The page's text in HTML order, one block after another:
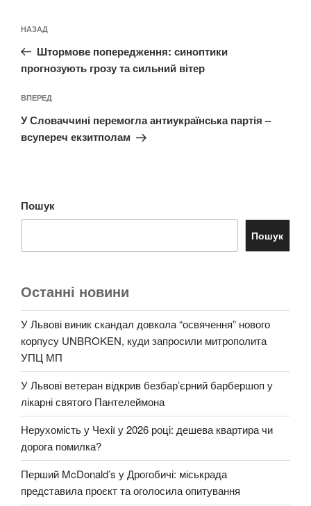
записів
Попередній
запис:
НАЗАД
Штормове попередження: синоптики
прогнозують грозу та сильний вітер
Наступний
запис
ВПЕРЕД
У Словаччині перемогла антиукраїнська партія –
всупереч екзитполам
Пошук
Пошук
Останні новини
У Львові виник скандал довкола “освячення” нового
корпусу UNBROKEN, куди запросили митрополита
УПЦ МП
У Львові ветеран відкрив безбар’єрний барбершоп у
лікарні святого Пантелеймона
Нерухомість у Чехії у 2026 році: дешева квартира чи
дорога помилка?
Перший McDonald’s у Дрогобичі: міськрада
представила проєкт та оголосила опитування